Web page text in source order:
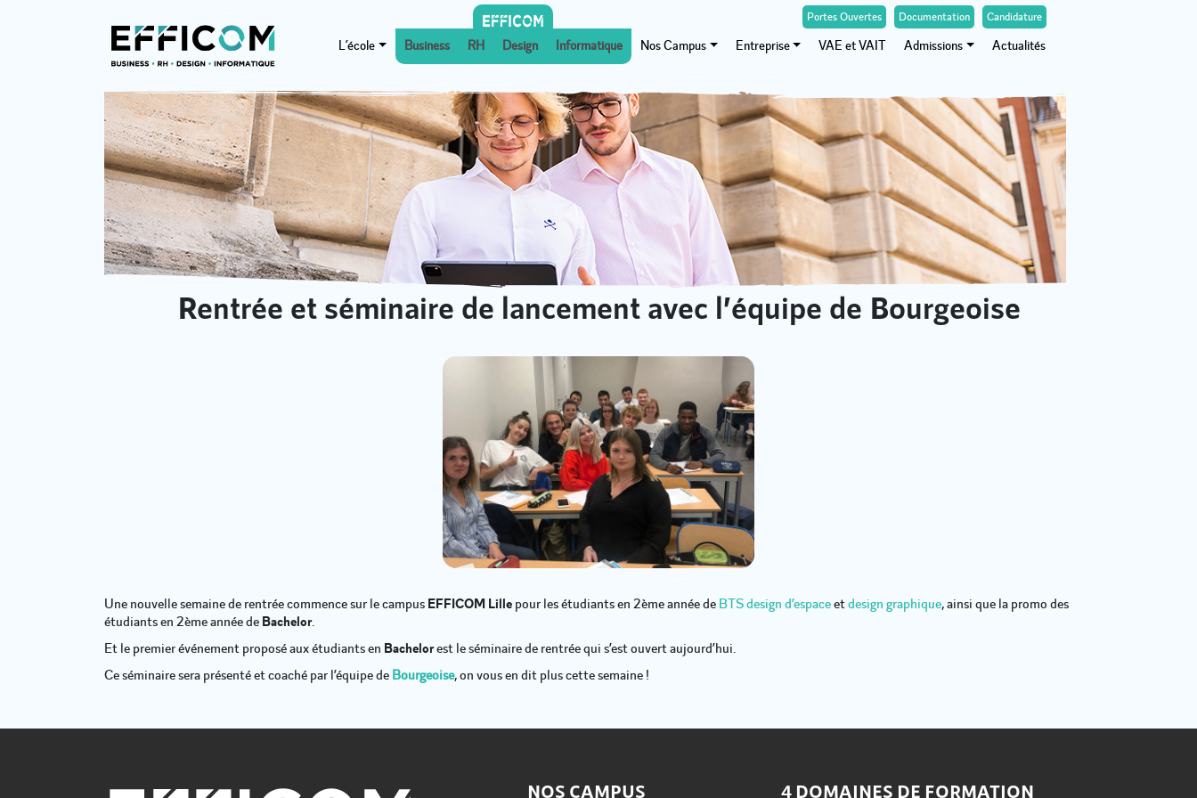
L’école Business RH Design Informatique
Portes Ouvertes Documentation Candidature
Nos Campus Entreprise VAE et VAIT Admissions Actualités
Rentrée et séminaire de lancement avec l’équipe de Bourgeoise
Une nouvelle semaine de rentrée commence sur le campus EFFICOM Lille pour les étudiants en 2ème année de BTS design d’espaceetdesign graphique, ainsi que la promo des
étudiants en 2ème année de Bachelor.
Et le premier événement proposé aux étudiants en Bachelorest le séminaire de rentrée qui s’est ouvert aujourd’hui.
Ce séminaire sera présenté et coaché par l’équipe de Bourgeoise, on vous en dit plus cette semaine !
NOS CAMPUS 4 DOMAINES DE FORMATION